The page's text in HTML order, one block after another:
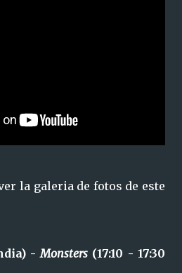
la galeria de fotos de este
-Monsters (17:10 - 17:30